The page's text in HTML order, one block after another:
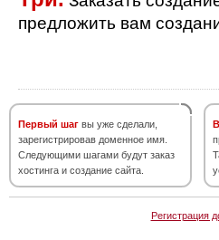
предложить вам
Первый шаг вы уже сделали,
зарегистрировав доменное имя.
Следующими шагами будут заказ
хостинга и создание сайта.
Регистрация